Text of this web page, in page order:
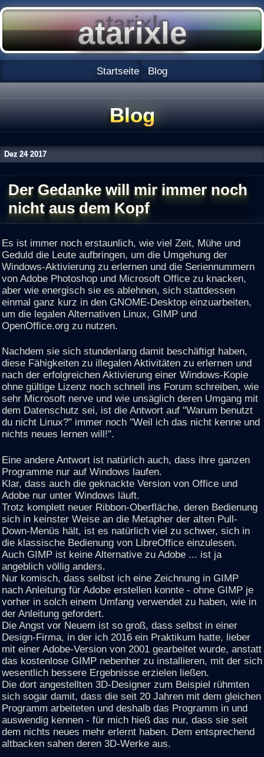
Startseite Blog
Blog
Dez 24 2017
Der Gedanke will mir immer noch
nicht aus dem Kopf
Es ist immer noch erstaunlich, wie viel Zeit, Mühe und
Geduld die Leute aufbringen, um die Umgehung der
Windows-Aktivierung zu erlernen und die Seriennummern
von Adobe Photoshop und Microsoft Office zu knacken,
aber wie energisch sie es ablehnen, sich stattdessen
einmal ganz kurz in den GNOME-Desktop einzuarbeiten,
um die legalen Alternativen Linux, GIMP und
OpenOffice.org zu nutzen.
Nachdem sie sich stundenlang damit beschäftigt haben,
diese Fähigkeiten zu illegalen Aktivitäten zu erlernen und
nach der erfolgreichen Aktivierung einer Windows-Kopie
ohne gültige Lizenz noch schnell ins Forum schreiben, wie
sehr Microsoft nerve und wie unsäglich deren Umgang mit
dem Datenschutz sei, ist die Antwort auf "Warum benutzt
du nicht Linux?" immer noch "Weil ich das nicht kenne und
nichts neues lernen will!".
Eine andere Antwort ist natürlich auch, dass ihre ganzen
Programme nur auf Windows laufen.
Klar, dass auch die geknackte Version von Office und
Adobe nur unter Windows läuft.
Trotz komplett neuer Ribbon-Oberfläche, deren Bedienung
sich in keinster Weise an die Metapher der alten Pull-
Down-Menüs hält, ist es natürlich viel zu schwer, sich in
die klassische Bedienung von LibreOffice einzulesen.
Auch GIMP ist keine Alternative zu Adobe ... ist ja
angeblich völlig anders.
Nur komisch, dass selbst ich eine Zeichnung in GIMP
nach Anleitung für Adobe erstellen konnte - ohne GIMP je
vorher in solch einem Umfang verwendet zu haben, wie in
der Anleitung gefordert.
Die Angst vor Neuem ist so groß, dass selbst in einer
Design-Firma, in der ich 2016 ein Praktikum hatte, lieber
mit einer Adobe-Version von 2001 gearbeitet wurde, anstatt
das kostenlose GIMP nebenher zu installieren, mit der sich
wesentlich bessere Ergebnisse erzielen ließen.
Die dort angestellten 3D-Designer zum Beispiel rühmten
sich sogar damit, dass die seit 20 Jahren mit dem gleichen
Programm arbeiteten und deshalb das Programm in und
auswendig kennen - für mich hieß das nur, dass sie seit
dem nichts neues mehr erlernt haben. Dem entsprechend
altbacken sahen deren 3D-Werke aus.